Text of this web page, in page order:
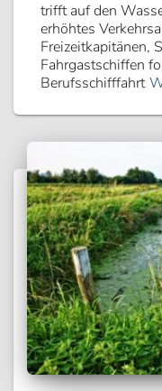
trifft auf den
erhöhtes
Freizeitkapitänen,
Fahrgastschiffen
Berufsschifffahrt